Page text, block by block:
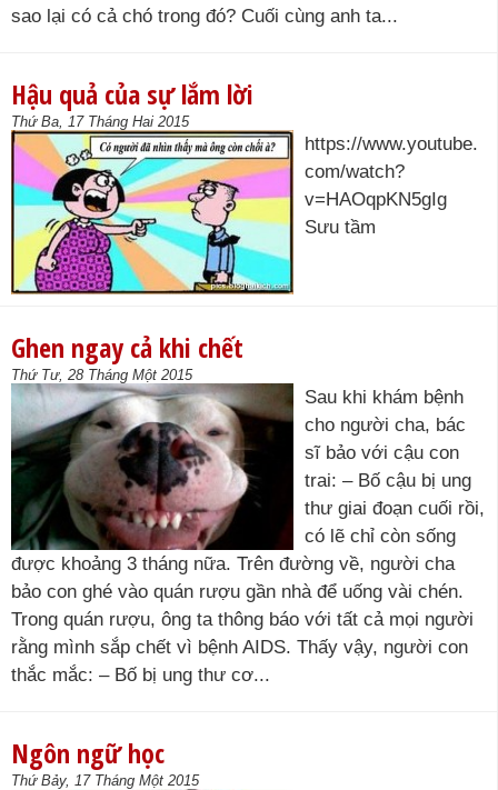
sao lại có cả chó trong đó? Cuối cùng anh ta...
Hậu quả của sự lắm lời
Thứ Ba, 17 Tháng Hai 2015
https://www.youtube.
com/watch?
v=HAOqpKN5gIg
Sưu tầm
Ghen ngay cả khi chết
Thứ Tư, 28 Tháng Một 2015
Sau khi khám bệnh
cho người cha, bác
sĩ bảo với cậu con
trai: – Bố cậu bị ung
thư giai đoạn cuối rồi,
có lẽ chỉ còn sống
được khoảng 3 tháng nữa. Trên đường về, người cha
bảo con ghé vào quán rượu gần nhà để uống vài chén.
Trong quán rượu, ông ta thông báo với tất cả mọi người
rằng mình sắp chết vì bệnh AIDS. Thấy vậy, người con
thắc mắc: – Bố bị ung thư cơ...
Ngôn ngữ học
Thứ Bảy, 17 Tháng Một 2015